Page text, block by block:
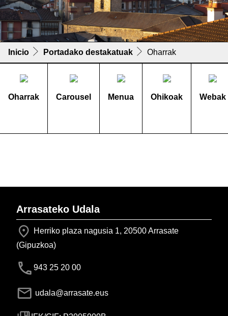
Inicio Portadako destakatuak Oharrak
Oharrak Carousel Menua Ohikoak Webak
Arrasateko Udala
Herriko plaza nagusia 1, 20500 Arrasate
(Gipuzkoa)
943 25 20 00
udala@arrasate.eus